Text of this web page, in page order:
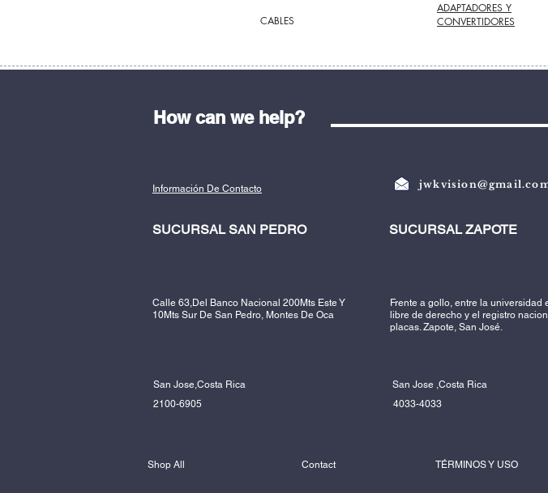
CABLES
ADAPTADORES Y
CONVERTIDORES
How can we help?
Información De Contacto
SUCURSAL SAN PEDRO
Calle 63,Del Banco Nacional 200Mts Este Y
10Mts Sur De San Pedro, Montes De Oca
SUCURSAL ZAPOTE
Frente a gollo, entre la universidad
libre de derecho y el registro
placas. Zapote, San José.
San Jose,Costa Rica
2100-6905
San Jose ,Costa Rica
4033-4033
Shop All Contact TÉRMINOS Y USO